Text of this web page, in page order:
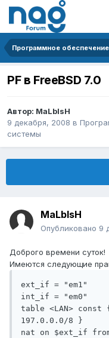
Программное
PF в FreeBSD 7.0
Автор: MaLblsH
9 декабря, 2008 в
системы
MaLblsH
Опубликовано 9
Доброго времени суток!
Имеются следующие
ext_if = "em1"
int_if = "em0"
table <LAN>
197.0.0.0/8 }
nat on $ext_if from